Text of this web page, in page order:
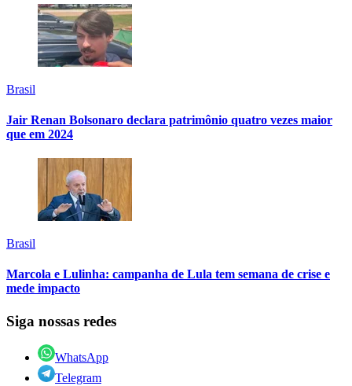
Brasil
Jair Renan Bolsonaro declara patrimônio quatro vezes maior
que em 2024
Brasil
Marcola e Lulinha: campanha de Lula tem semana de crise e
mede impacto
Siga nossas redes
WhatsApp
Telegram